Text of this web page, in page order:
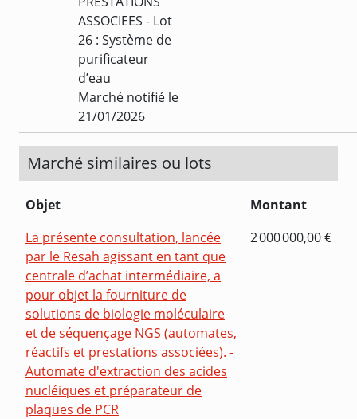
ASSOCIEES - Lot
26 : Système de
purificateur
d’eau
Marché notifié le
21/01/2026
Marché similaires ou lots
Objet
Montant
La présente consultation, lancée
par le Resah agissant en tant que
centrale d’achat intermédiaire, a
pour objet la fourniture de
solutions de biologie moléculaire
et de séquençage NGS (automates,
réactifs et prestations associées). -
Automate d'extraction des acides
nucléiques et préparateur de
plaques de PCR
2 000 000,00 €